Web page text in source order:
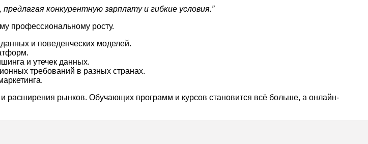
конкурентную зарплату и гибкие условия.”
профессиональному росту.
и поведенческих моделей.
и утечек данных.
требований в разных странах.
расширения рынков. Обучающих программ и курсов становится всё больше, а онлайн-